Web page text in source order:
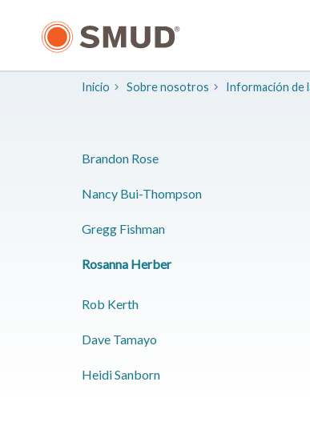
contenido
Inicio Sobre nosotros Información de
​Brandon Rose
​Nancy Bui-Thompson
​Gregg Fishman
Rosanna Herber
​Rob Kerth
​Dave Tamayo
Heidi Sanborn